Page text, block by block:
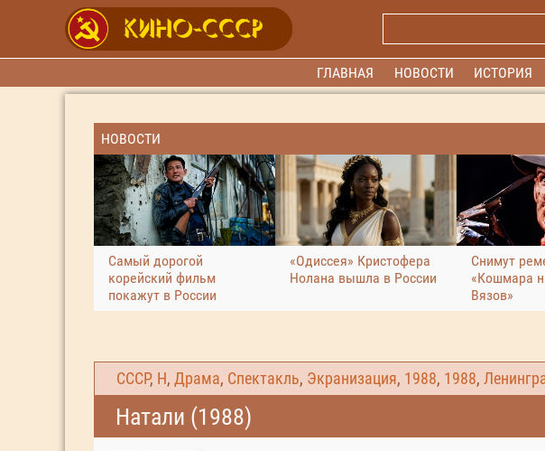
ГЛАВНАЯ НОВОСТИ ИСТОРИЯ
НОВОСТИ
Самый дорогой
корейский фильм
покажут в России
«Одиссея» Кристофера
Нолана вышла в России
Снимут
«Кошмара
Вязов»
СССР, Н , Драма, Спектакль, Экранизация, 1988, 1988,
Натали (1988)